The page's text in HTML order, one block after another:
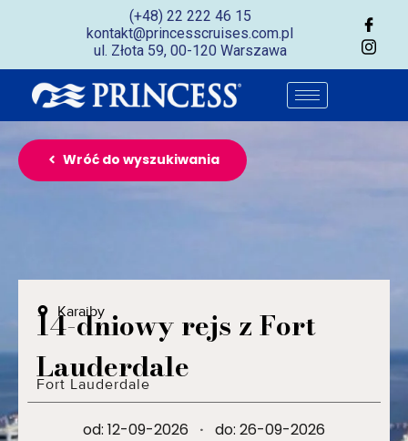
(+48) 22 222 46 15
kontakt@princesscruises.com.pl
ul. Złota 59, 00-120 Warszawa
Wróć do wyszukiwania
Karaiby
14-dniowy rejs z Fort
Lauderdale
Fort Lauderdale
od: 12-09-2026 · do: 26-09-2026